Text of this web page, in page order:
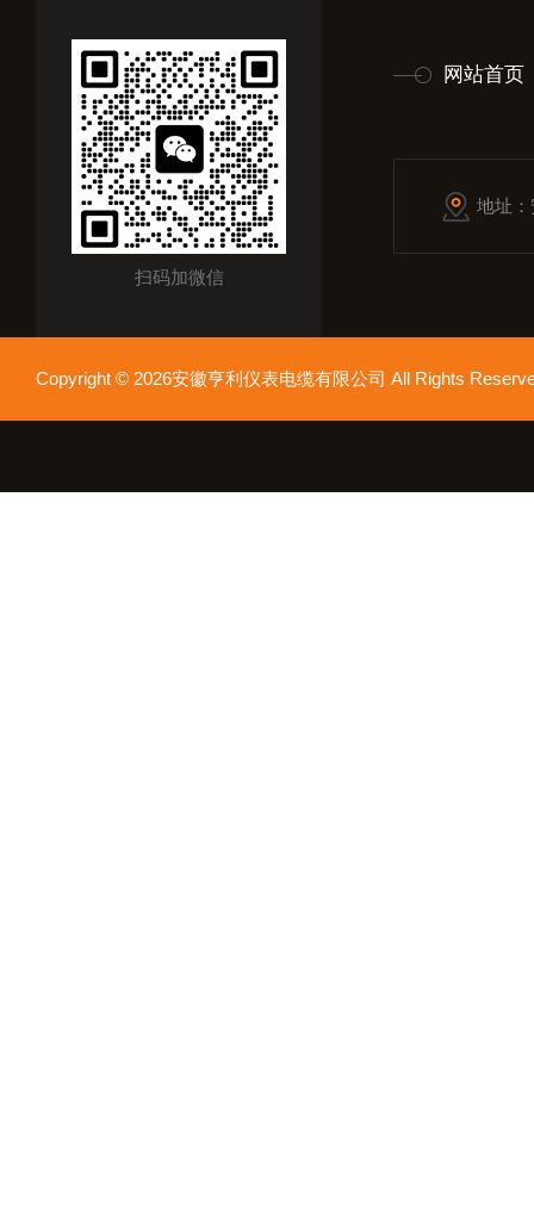
扫码加微信
网站首页
地址
Copyright © 2026安徽亨利仪表电缆有限公司 All Rights